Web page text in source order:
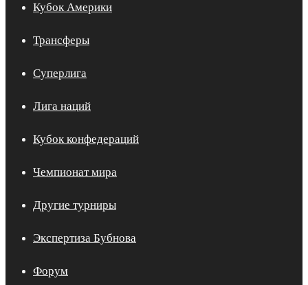
Кубок Америки
Трансферы
Суперлига
Лига наций
Кубок конфедераций
Чемпионат мира
Другие турниры
Экспертиза Бубнова
Форум